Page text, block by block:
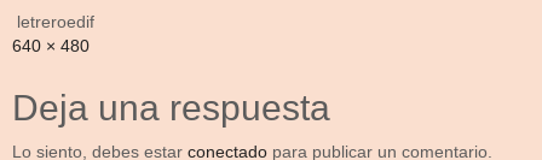
letreroedif
Full
640 × 480
Deja una respuesta
Lo siento, debes estar conectado para publicar un comentario.